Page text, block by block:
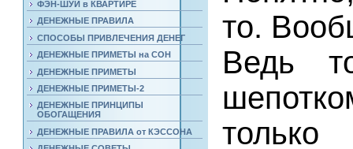
ФЭН-ШУЙ в КВАРТИРЕ
ДЕНЕЖНЫЕ ПРАВИЛА
СПОСОБЫ ПРИВЛЕЧЕНИЯ ДЕНЕГ
ДЕНЕЖНЫЕ ПРИМЕТЫ на СОН
ДЕНЕЖНЫЕ ПРИМЕТЫ
ДЕНЕЖНЫЕ ПРИМЕТЫ-2
ДЕНЕЖНЫЕ ПРИНЦИПЫ
ОБОГАЩЕНИЯ
ДЕНЕЖНЫЕ ПРАВИЛА от КЭССОНА
то.
Ведь